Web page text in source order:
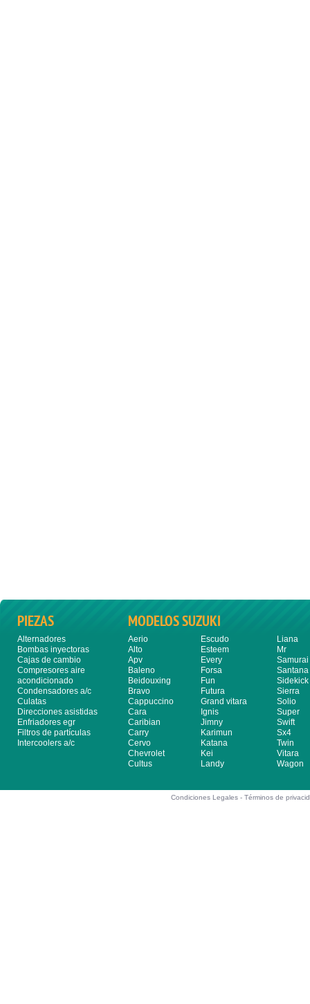
PIEZAS
Alternadores
Bombas inyectoras
Cajas de cambio
Compresores aire
acondicionado
Condensadores a/c
Culatas
Direcciones asistidas
Enfriadores egr
Filtros de partículas
Intercoolers a/c
MODELOS SUZUKI
Aerio
Alto
Apv
Baleno
Beidouxing
Bravo
Cappuccino
Cara
Caribian
Carry
Cervo
Chevrolet
Cultus
Escudo
Esteem
Every
Forsa
Fun
Futura
Grand vitara
Ignis
Jimny
Karimun
Katana
Kei
Landy
Liana
Mr
Samurai
Santana
Sidekick
Sierra
Solio
Super
Swift
Sx4
Twin
Vitara
Wagon
Condiciones Legales -Términos de